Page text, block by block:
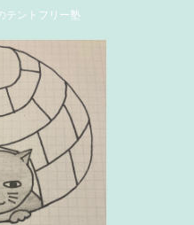
テントフリー塾